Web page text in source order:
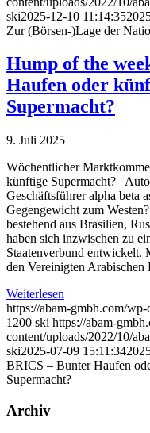
ski2025-12-10 11:14:35
Zur (Börsen-)Lage der
Hump of the
Haufen oder
Supermacht?
9. Juli 2025
Wöchentlicher
künftige Supermacht?
Geschäftsführer alpha beta
Gegengewicht zum
bestehend aus Brasilien,
haben sich inzwischen zu
Staatenverbund entwickelt.
den Vereinigten
Weiterlesen
https://abam-gmbh.com/
1200 ski https://abam-
content/uploads/2022/10/
ski2025-07-09 15:11:34
BRICS – Bunter Haufen
Supermacht?
Archiv